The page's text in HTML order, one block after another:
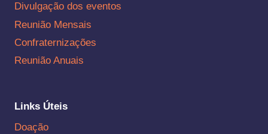
Divulgação dos eventos
Reunião Mensais
Confraternizações
Reunião Anuais
Links Úteis
Doação